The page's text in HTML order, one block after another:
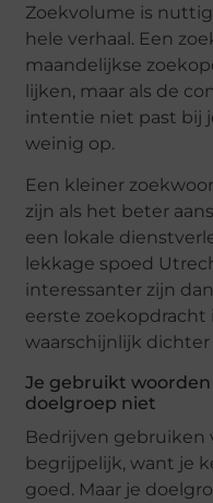
Zoekvolume is
hele verhaal. Een
maandelijkse
lijken, maar als de
intentie niet past bij
weinig op.
Een kleiner
zijn als het beter
een lokale
lekkage spoed
interessanter zijn
eerste zoekopdracht
waarschijnlijk dichter
Je gebruikt
doelgroep niet
Bedrijven gebruiken
begrijpelijk, want je
goed. Maar je